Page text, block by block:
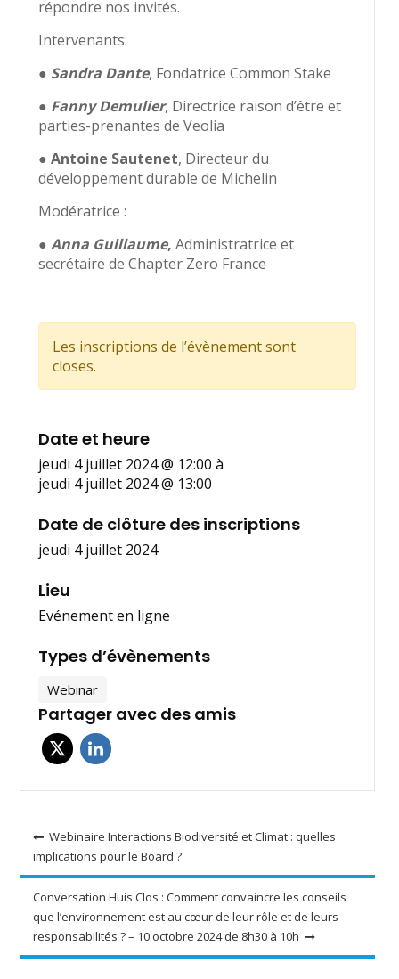
répondre nos invités.
Intervenants:
● Sandra Dante, Fondatrice Common Stake
● Fanny Demulier, Directrice raison d’être et
parties-prenantes de Veolia
● Antoine Sautenet, Directeur du
développement durable de Michelin
Modératrice :
● Anna Guillaume, Administratrice et
secrétaire de Chapter Zero France
Les inscriptions de l’évènement sont
closes.
Date et heure
jeudi 4 juillet 2024 @ 12:00 à
jeudi 4 juillet 2024 @ 13:00
Date de clôture des inscriptions
jeudi 4 juillet 2024
Lieu
Evénement en ligne
Types d’évènements
Webinar
Partager avec des amis
Navigation
de
l’article
Webinaire Interactions Biodiversité et Climat : quelles
implications pour le Board ?
Conversation Huis Clos : Comment convaincre les conseils
que l’environnement est au cœur de leur rôle et de leurs
responsabilités ? – 10 octobre 2024 de 8h30 à 10h